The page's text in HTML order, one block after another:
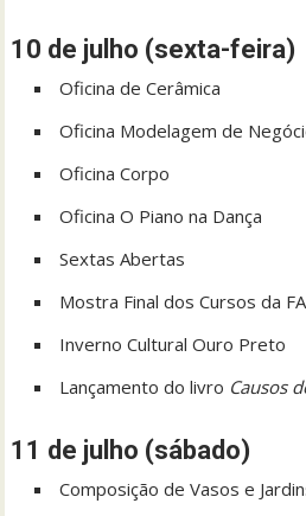
10 de julho (sexta-feira)
Oficina de Cerâmica
Oficina Modelagem de
Oficina Corpo
Oficina O Piano na Dança
Sextas Abertas
Mostra Final dos Cursos da
Inverno Cultural Ouro Preto
Lançamento do livro Causos
11 de julho (sábado)
Composição de Vasos e